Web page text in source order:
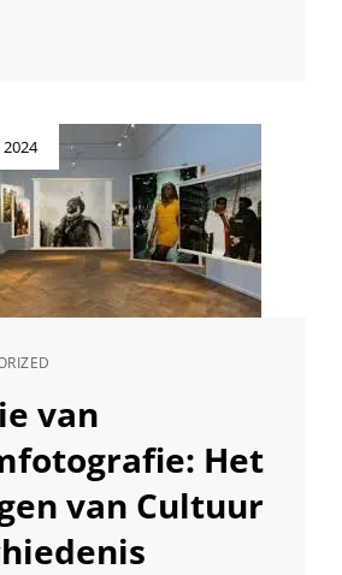
2024
van
Het
van Cultuur